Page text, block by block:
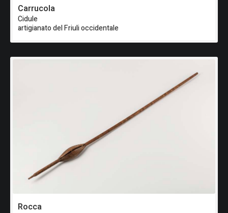
Carrucola
Cidule
artigianato del Friuli occidentale
Rocca